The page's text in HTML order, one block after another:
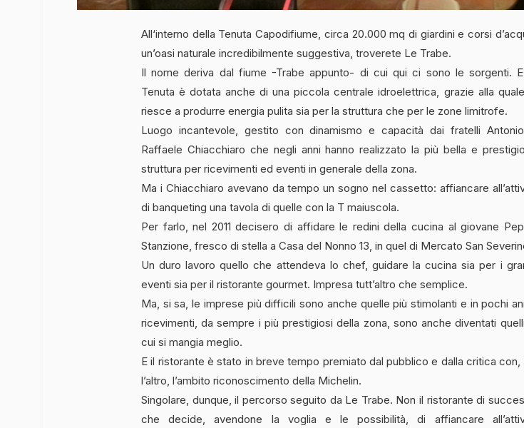
All‘interno della Tenuta Capodifiume, circa 20.000 mq di giardini e corsi
un’oasi naturale incredibilmente suggestiva, troverete Le Trabe.
Il nome deriva dal fiume -Trabe appunto- di cui qui ci sono le sorgenti.
Tenuta è dotata anche di una piccola centrale idroelettrica, grazie alla
riesce a produrre energia pulita sia per la struttura che per le zone limitrofe.
Luogo incantevole, gestito con dinamismo e capacità dai fratelli
Raffaele Chiacchiaro che negli anni hanno realizzato la più bella e
struttura per ricevimenti ed eventi in generale della zona.
Ma i Chiacchiaro avevano da tempo un sogno nel cassetto: affiancare
di banqueting una tavola di quelle con la T maiuscola.
Per farlo, nel 2011 decisero di affidare le redini della cucina al giovane
Stanzione, fresco di stella a Casa del Nonno 13, in quel di Mercato San
Un duro lavoro quello che attendeva lo chef, guidare la cucina sia per i
eventi sia per il ristorante gourmet. Impresa tutt’altro che semplice.
Ma, si sa, le imprese più difficili sono anche quelle più stimolanti e in pochi
ricevimenti, da sempre i più prestigiosi della zona, sono anche diventati
cui si mangia meglio.
E il ristorante è stato in breve tempo premiato dal pubblico e dalla critica con,
l’altro, l’ambito riconoscimento della Michelin.
Singolare, dunque, il percorso seguito da Le Trabe. Non il ristorante di
che decide, avendone la voglia e le possibilità, di affiancare